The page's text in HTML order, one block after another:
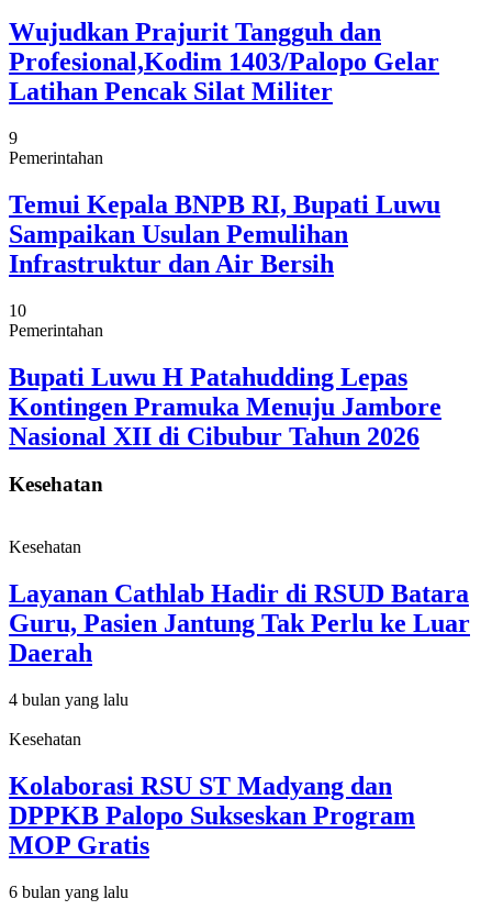
Wujudkan Prajurit Tangguh dan
Profesional,Kodim 1403/Palopo Gelar
Latihan Pencak Silat Militer
9
Pemerintahan
Temui Kepala BNPB RI, Bupati Luwu
Sampaikan Usulan Pemulihan
Infrastruktur dan Air Bersih
10
Pemerintahan
Bupati Luwu H Patahudding Lepas
Kontingen Pramuka Menuju Jambore
Nasional XII di Cibubur Tahun 2026
Kesehatan
Kesehatan
Layanan Cathlab Hadir di RSUD Batara
Guru, Pasien Jantung Tak Perlu ke Luar
Daerah
4 bulan yang lalu
Kesehatan
Kolaborasi RSU ST Madyang dan
DPPKB Palopo Sukseskan Program
MOP Gratis
6 bulan yang lalu